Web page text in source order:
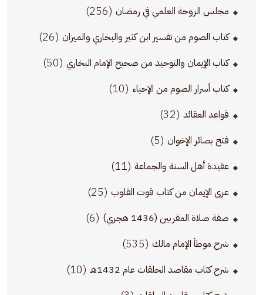
مجلس الروحة العلمي في رمضان (256)
كتاب الصوم من تفسير ابن كثير والبخاري والميزان (26)
كتاب الإيمان والتوحيد من صحيح الإمام البخاري (50)
كتاب أسرار الصوم من الإحياء (10)
قواعد العقائد (32)
فتح بصائر الإخوان (5)
عقيدة أهل السنة والجماعة (11)
عرى الإيمان من كتاب قوت القلوب (25)
صفة صلاة المقربين (1436 هجري) (6)
شرح موطأ الإمام مالك (535)
شرح كتاب مقاصد الحلقات عام 1432هـ (10)